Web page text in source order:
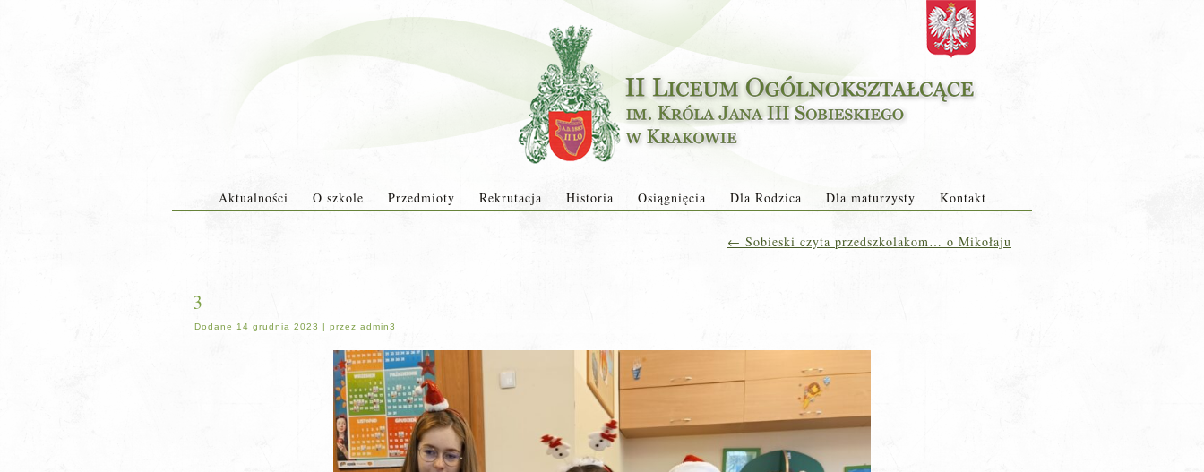
Aktualności O szkole Przedmioty Rekrutacja Historia Osiągnięcia Dla Rodzica Dla maturzysty Kontakt
← Sobieski czyta przedszkolakom… o Mikołaju
3
Dodane 14 grudnia 2023 | przez admin3